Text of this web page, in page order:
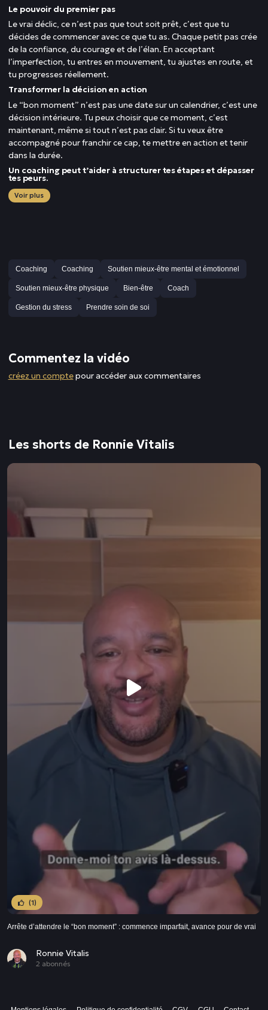
Le pouvoir du premier pas
Le vrai déclic, ce n’est pas que tout soit prêt, c’est que tu
décides de commencer avec ce que tu as. Chaque petit pas crée
de la confiance, du courage et de l’élan. En acceptant
l’imperfection, tu entres en mouvement, tu ajustes en route, et
tu progresses réellement.
Transformer la décision en action
Le “bon moment” n’est pas une date sur un calendrier, c’est une
décision intérieure. Tu peux choisir que ce moment, c’est
maintenant, même si tout n’est pas clair. Si tu veux être
accompagné pour franchir ce cap, te mettre en action et tenir
dans la durée.
Un coaching peut t’aider à structurer tes étapes et dépasser
tes peurs.
Voir plus
Coaching Coaching Soutien mieux-être mental et émotionnel
Soutien mieux-être physique Bien-être Coach
Gestion du stress Prendre soin de soi
Commentez la vidéo
créez un comptepour accéder aux commentaires
Les shorts de Ronnie Vitalis
(1)
Arrête d’attendre le “bon moment” : commence imparfait, avance pour de vrai
Ronnie Vitalis
2 abonnés